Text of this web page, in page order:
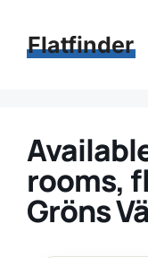
innehåll
Flatfinder
rooms,
Gröns